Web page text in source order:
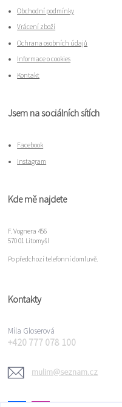
Obchodní podmínky
Vrácení zboží
Ochrana osobních údajů
Informace o cookies
Kontakt
Jsem na sociálních sítích
Facebook
Instagram
Kde mě najdete
F. Vognera 456
570 01 Litomyšl
Po předchozí telefonní domluvě.
Kontakty
Míla Gloserová
+420 777 078 100
mulim@seznam.cz